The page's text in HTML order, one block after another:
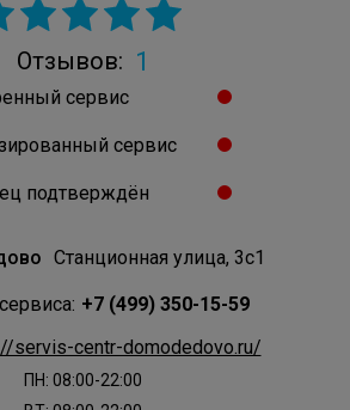
Отзывов: 1
сервис
сервис
подтверждён
Станционная улица, 3с1
+7 (499) 350-15-59
servis-centr-domodedovo.ru/
ПН: 08:00-22:00